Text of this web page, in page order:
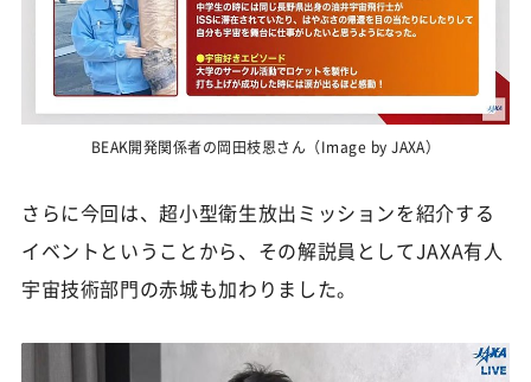
BEAK開発関係者の岡田枝恩さん（Image by JAXA）
さらに今回は、超小型衛生放出ミッションを紹介する
イベントということから、その解説員としてJAXA有人
宇宙技術部門の赤城も加わりました。